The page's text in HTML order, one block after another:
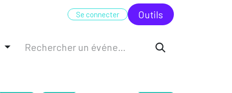
FORMATION ODC
Se connecter Outi​​ls